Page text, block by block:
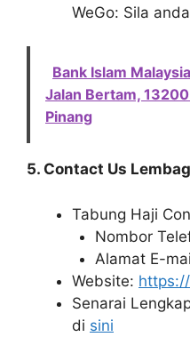
WeGo: Sila
Bank Islam
Jalan Bertam,
Pinang
5. Contact Us
Tabung Haji
Nombor
Alamat E-
Website:
Senarai
di sini